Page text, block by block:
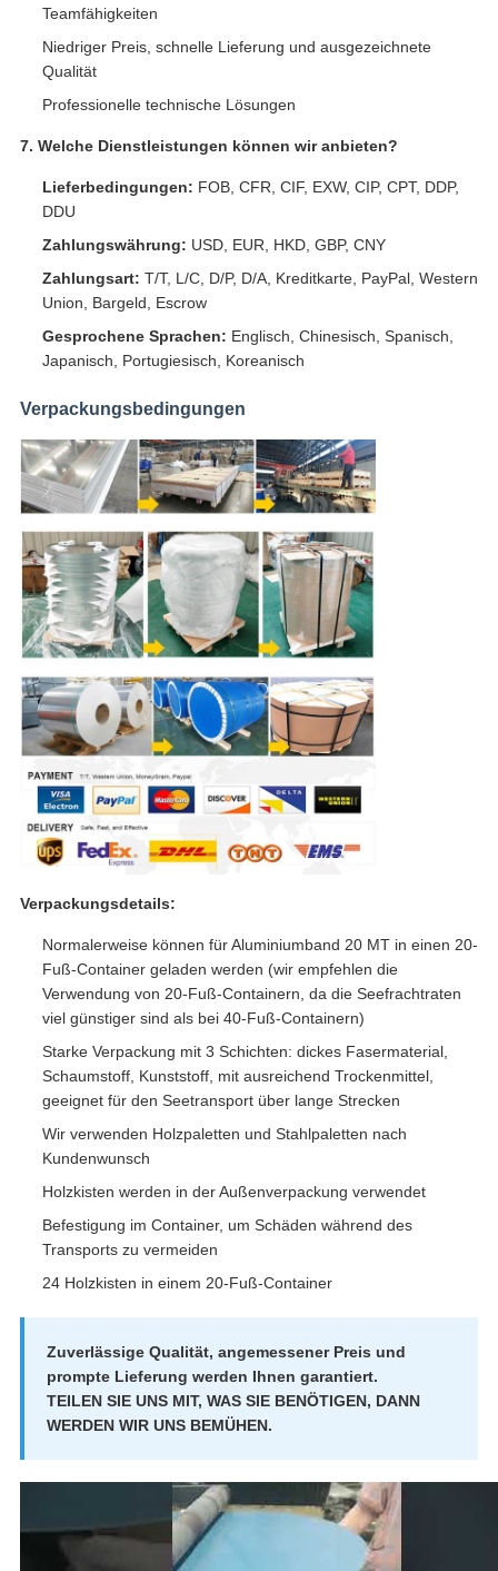
Teamfähigkeiten
Niedriger Preis, schnelle Lieferung und ausgezeichnete
Qualität
Professionelle technische Lösungen
7. Welche Dienstleistungen können wir anbieten?
Lieferbedingungen: FOB, CFR, CIF, EXW, CIP, CPT, DDP,
DDU
Zahlungswährung: USD, EUR, HKD, GBP, CNY
Zahlungsart: T/T, L/C, D/P, D/A, Kreditkarte, PayPal, Western
Union, Bargeld, Escrow
Gesprochene Sprachen: Englisch, Chinesisch, Spanisch,
Japanisch, Portugiesisch, Koreanisch
Verpackungsbedingungen
Verpackungsdetails:
Normalerweise können für Aluminiumband 20 MT in einen 20-
Fuß-Container geladen werden (wir empfehlen die
Verwendung von 20-Fuß-Containern, da die Seefrachtraten
viel günstiger sind als bei 40-Fuß-Containern)
Starke Verpackung mit 3 Schichten: dickes Fasermaterial,
Schaumstoff, Kunststoff, mit ausreichend Trockenmittel,
geeignet für den Seetransport über lange Strecken
Wir verwenden Holzpaletten und Stahlpaletten nach
Kundenwunsch
Holzkisten werden in der Außenverpackung verwendet
Befestigung im Container, um Schäden während des
Transports zu vermeiden
24 Holzkisten in einem 20-Fuß-Container
Zuverlässige Qualität, angemessener Preis und
prompte Lieferung werden Ihnen garantiert.
TEILEN SIE UNS MIT, WAS SIE BENÖTIGEN, DANN
WERDEN WIR UNS BEMÜHEN.